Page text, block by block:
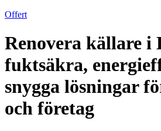
Offert
Renovera källare i
fuktsäkra,
snygga lösningar
och företag